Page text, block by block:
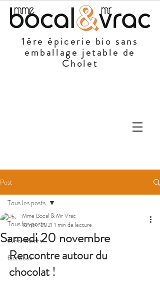
1ère épicerie bio sans
emballage jetable de
Cholet
Post
Tous les posts
évènements
facebook
Tous les posts
Samedi 20 novembre
Mme Bocal & Mr Vrac
18 nov. 2021 1 min de lecture
Rencontre autour du
chocolat !